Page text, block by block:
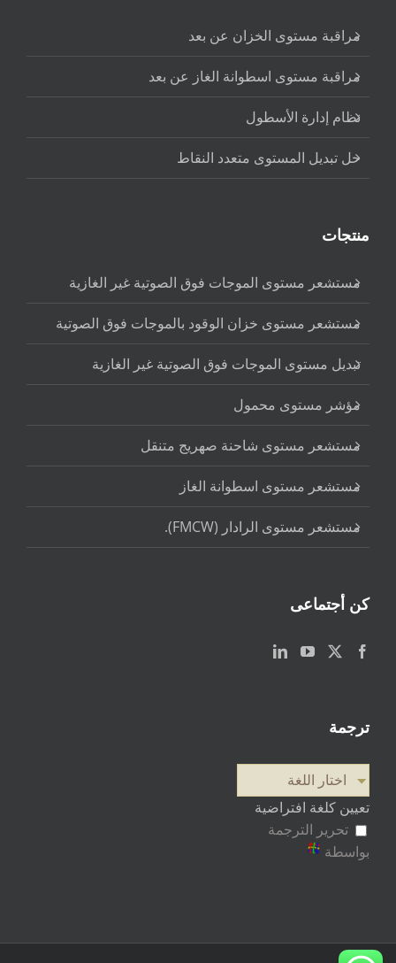
مراقبة مستوى الخزان عن بعد
مراقبة مستوى اسطوانة الغاز عن بعد
نظام إدارة الأسطول
حل تبديل المستوى متعدد النقاط
منتجات
مستشعر مستوى الموجات فوق الصوتية غير الغازية
مستشعر مستوى خزان الوقود بالموجات فوق الصوتية
تبديل مستوى الموجات فوق الصوتية غير الغازية
مؤشر مستوى محمول
مستشعر مستوى شاحنة صهريج متنقل
مستشعر مستوى اسطوانة الغاز
مستشعر مستوى الرادار (FMCW).
كن أجتماعى
ترجمة
اختار اللغة
تعيين كلغة افتراضية
تحرير الترجمة
بواسطة